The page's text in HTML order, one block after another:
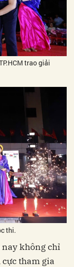
trao giải
thi.
không chỉ
tham gia